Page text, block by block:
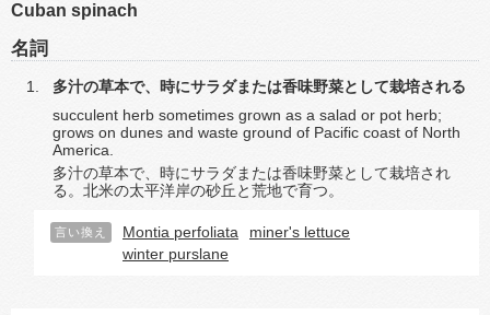
Cuban spinach
名詞
多汁の草本で、時にサラダまたは香味野菜として栽培される
succulent herb sometimes grown as a salad or pot herb;
grows on dunes and waste ground of Pacific coast of North
America.
多汁の草本で、時にサラダまたは香味野菜として栽培され
る。北米の太平洋岸の砂丘と荒地で育つ。
言い換え Montia perfoliata
miner's lettuce
winter purslane